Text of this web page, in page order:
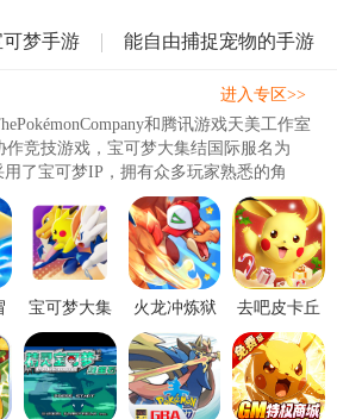
可梦手游 能自由捕捉宠物的手游
和腾讯游戏天美工作室
竞技游戏，宝可梦大集结国际服名为
用了宝可梦IP，拥有众多玩家熟悉的角
和RPG元素..
进入专区>>
宝可梦大集
结Pokémon
UNITE手机
版v1.16.1.
火龙冲炼狱
版宝可梦手
游1.2.0 安卓
最新版
去吧皮卡丘
游戏(更名热
血精灵
王)9.7.1 安
卓